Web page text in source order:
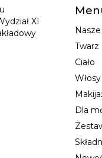
XI
Twarz
Ciało
Włosy
Dla